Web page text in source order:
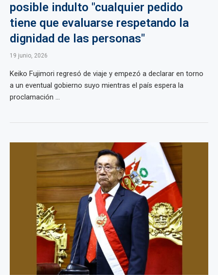
posible indulto "cualquier pedido
tiene que evaluarse respetando la
dignidad de las personas"
19 junio, 2026
Keiko Fujimori regresó de viaje y empezó a declarar en torno
a un eventual gobierno suyo mientras el país espera la
proclamación ...